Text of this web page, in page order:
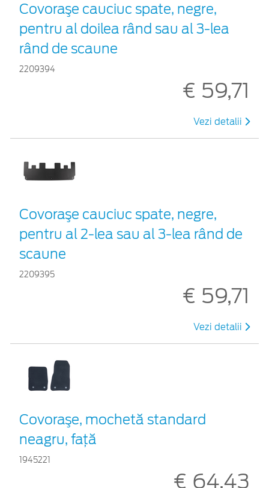
Covoraşe cauciuc spate, negre,
pentru al doilea rând sau al 3-lea
rând de scaune
2209394
€ 59,71
Vezi detalii
Covoraşe cauciuc spate, negre,
pentru al 2-lea sau al 3-lea rând de
scaune
2209395
€ 59,71
Vezi detalii
Covoraşe, mochetă standard
neagru, faţă
1945221
€ 64,43